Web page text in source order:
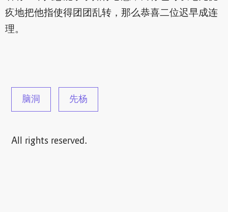
疚地把他指使得团团乱转，那么恭喜二位迟早成连
理。
脑洞 先杨
All rights reserved.